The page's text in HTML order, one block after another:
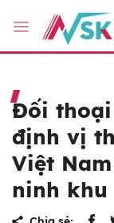
Đối thoại
định vị
Việt
ninh khu